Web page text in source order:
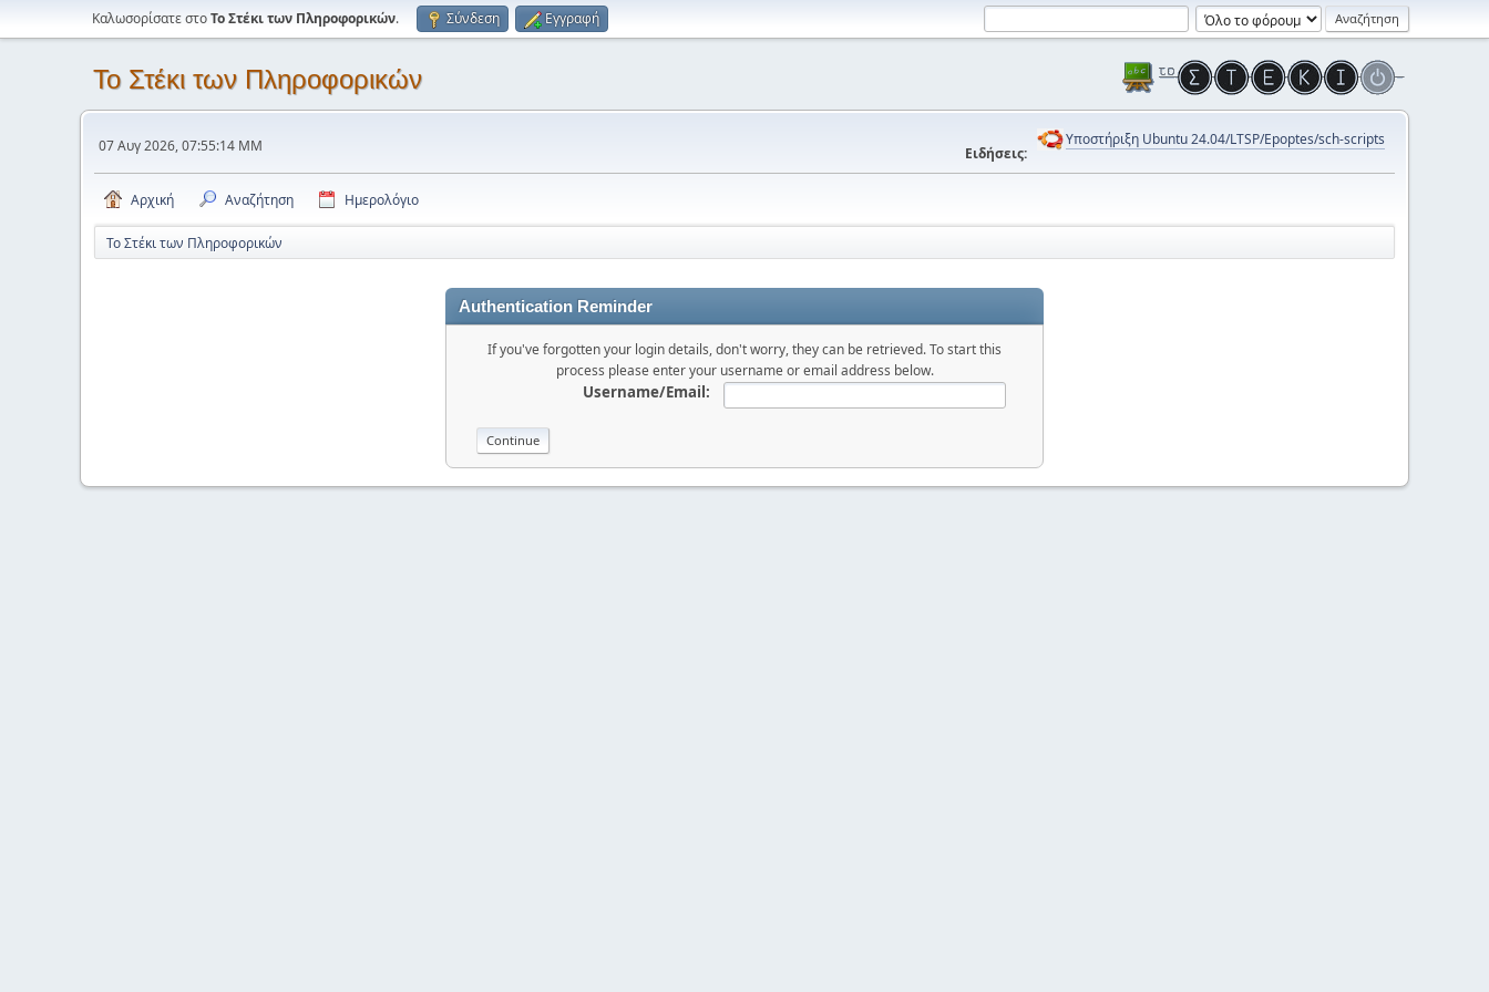
Καλωσορίσατε στοΤο Στέκι των Πληροφορικών. Σύνδεση Εγγραφή
Το Στέκι των Πληροφορικών
07 Αυγ 2026, 07:55:14 ΜΜ Ειδήσεις:
Υποστήριξη Ubuntu 24.04/LTSP/Epoptes/sch-scripts
Αρχική Αναζήτηση Ημερολόγιο
Το Στέκι των Πληροφορικών
Authentication Reminder
If you've forgotten your login details, don't worry, they can be retrieved. To start this
process please enter your username or email address below.
Username/Email: